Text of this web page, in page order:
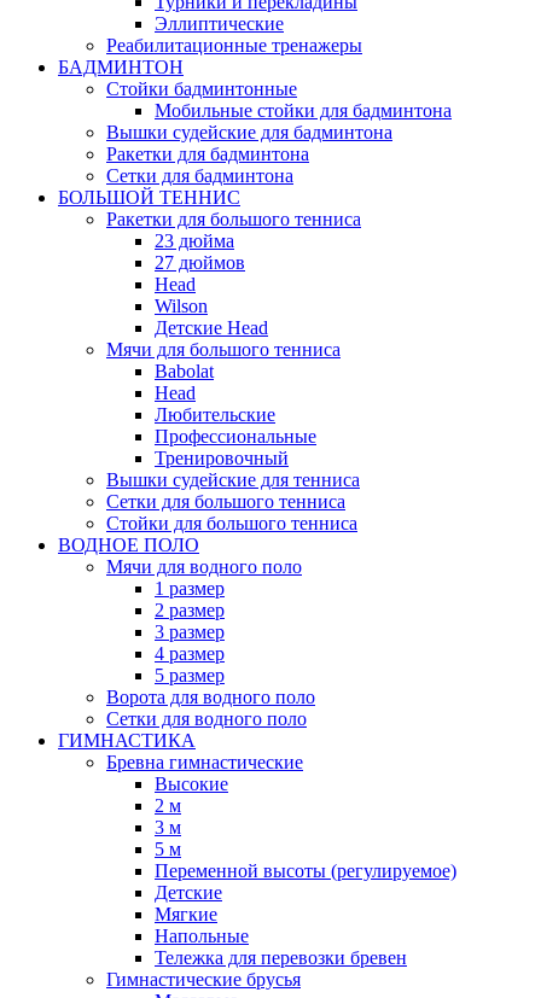
Эллиптические
Реабилитационные тренажеры
БАДМИНТОН
Стойки бадминтонные
Мобильные стойки для бадминтона
Вышки судейские для бадминтона
Ракетки для бадминтона
Сетки для бадминтона
БОЛЬШОЙ ТЕННИС
Ракетки для большого тенниса
23 дюйма
27 дюймов
Head
Wilson
Детские Head
Мячи для большого тенниса
Babolat
Head
Любительские
Профессиональные
Тренировочный
Вышки судейские для тенниса
Сетки для большого тенниса
Стойки для большого тенниса
ВОДНОЕ ПОЛО
Мячи для водного поло
1 размер
2 размер
3 размер
4 размер
5 размер
Ворота для водного поло
Сетки для водного поло
ГИМНАСТИКА
Бревна гимнастические
Высокие
2 м
3 м
5 м
Переменной высоты (регулируемое)
Детские
Мягкие
Напольные
Тележка для перевозки бревен
Гимнастические брусья